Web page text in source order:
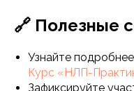
🔗 Полезные
Узнайте
Курс «НЛП-
Зафиксируйте